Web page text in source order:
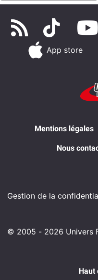
App store
Mentions légales
Nous
Gestion de la
© 2005 - 2026 Univers
Haut